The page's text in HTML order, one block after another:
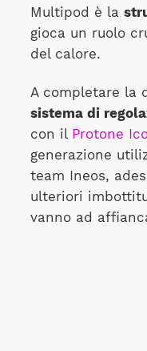
Multipod è la
gioca un ruolo
del calore.
A completare la
sistema di
con il Protone
generazione
team Ineos,
ulteriori
vanno ad